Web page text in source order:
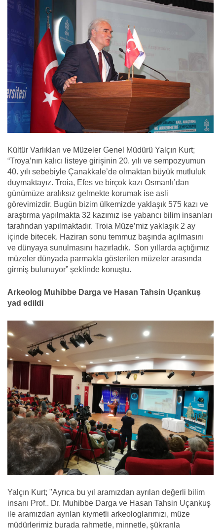
Kültür Varlıkları ve Müzeler Genel Müdürü Yalçın Kurt;
“Troya’nın kalıcı listeye girişinin 20. yılı ve sempozyumun
40. yılı sebebiyle Çanakkale’de olmaktan büyük mutluluk
duymaktayız. Troia, Efes ve birçok kazı Osmanlı’dan
günümüze aralıksız gelmekte korumak ise asli
görevimizdir. Bugün bizim ülkemizde yaklaşık 575 kazı ve
araştırma yapılmakta 32 kazımız ise yabancı bilim insanları
tarafından yapılmaktadır. Troia Müze’miz yaklaşık 2 ay
içinde bitecek. Haziran sonu temmuz başında açılmasını
ve dünyaya sunulmasını hazırladık. Son yıllarda açtığımız
müzeler dünyada parmakla gösterilen müzeler arasında
girmiş bulunuyor” şeklinde konuştu.
Arkeolog Muhibbe Darga ve Hasan Tahsin Uçankuş
yad edildi
Yalçın Kurt; "Ayrıca bu yıl aramızdan ayrılan değerli bilim
insanı Prof.. Dr. Muhibbe Darga ve Hasan Tahsin Uçankuş
ile aramızdan ayrılan kıymetli arkeologlarımızı, müze
müdürlerimiz burada rahmetle, minnetle, şükranla